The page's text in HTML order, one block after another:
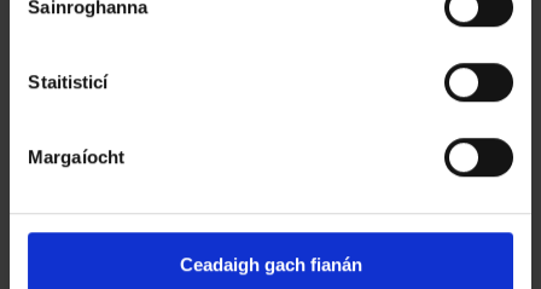
Sainroghanna
Staitisticí
Margaíocht
Ceadaigh gach fianán